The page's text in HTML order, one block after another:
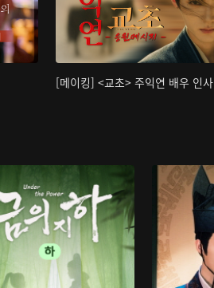
[메이킹] <교초> 주익연 배우 인사